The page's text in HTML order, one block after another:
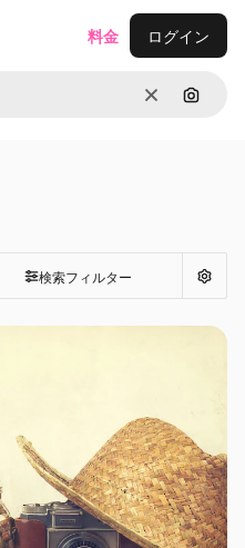
消去 画像で
料金 ログイン
検索フィルター